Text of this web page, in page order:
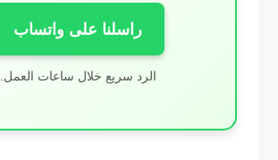
راسلنا على واتساب
الرد سريع خلال ساعات العمل.